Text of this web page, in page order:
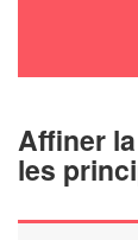
Affiner
les